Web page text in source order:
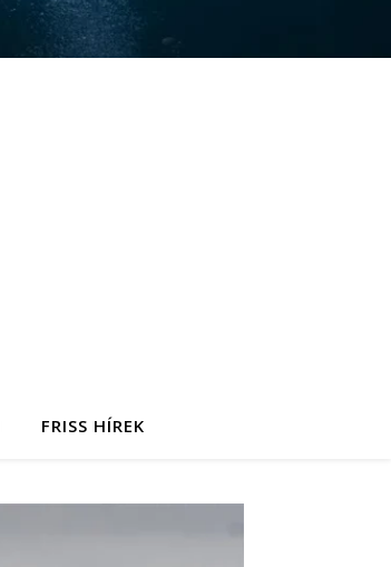
FRISS HÍREK